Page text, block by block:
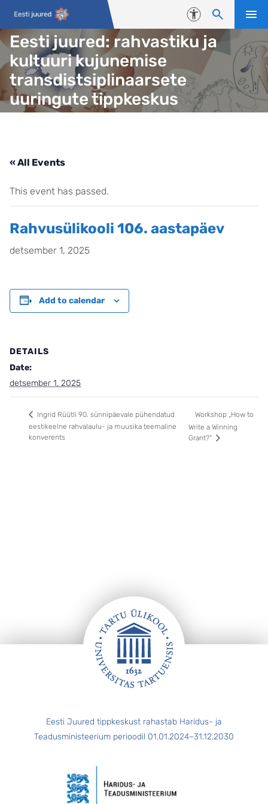
Liigu edasi põhisisu juurde
Juurdepääsetavus
Eesti juured: rahvastiku ja
kultuuri kujunemise
transdistsiplinaarsete
uuringute tippkeskus
« All Events
This event has passed.
Rahvusülikooli 106. aastapäev
detsember 1, 2025
Add to calendar
DETAILS
Date:
detsember 1, 2025
Ingrid Rüütli 90. sünnipäevale pühendatud
eestikeelne rahvalaulu- ja muusika teemaline
konverents
Workshop „How to
Write a Winning
Grant?“
Eesti Juured tippkeskust rahastab Haridus- ja
Teadusministeerium perioodil 01.01.2024–31.12.2030